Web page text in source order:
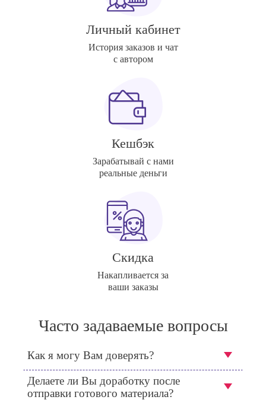
Личный кабинет
История заказов и чат
с автором
Кешбэк
Зарабатывай с нами
реальные деньги
Скидка
Накапливается за
ваши заказы
Часто задаваемые вопросы
Как я могу Вам доверять?
Делаете ли Вы доработку после
отправки готового материала?